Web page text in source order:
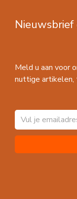
Meld u aan voor
nuttige artikelen,